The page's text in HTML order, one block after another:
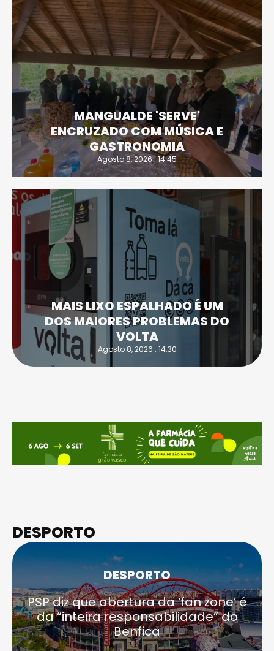
MANGUALDE 'SERVE'
ENCRUZADO COM MÚSICA E
GASTRONOMIA
Agosto 8, 2026 . 14:45
MAIS LIXO ESPALHADO É UM
DOS MAIORES PROBLEMAS DO
VOLTA
Agosto 8, 2026 . 14:30
DESPORTO
DESPORTO
PSP diz que abertura da ‘fan zone’ é
da “inteira responsabilidade” do
Benfica